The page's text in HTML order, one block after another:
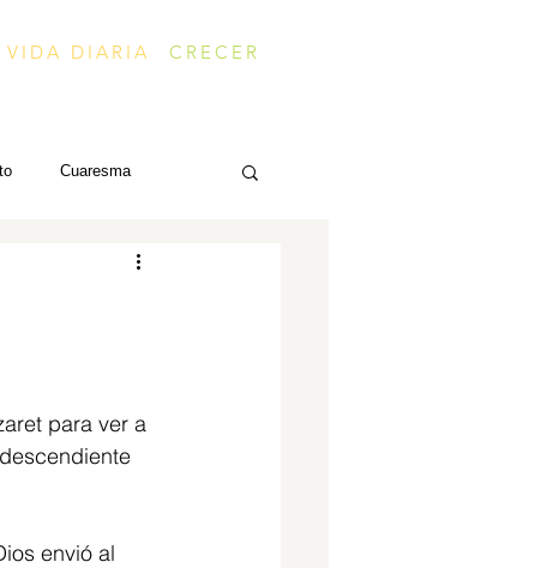
VIDA DIARIA CRECER
Cuaresma
para ver a
envió al